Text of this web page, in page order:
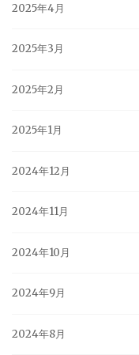
2025年4月
2025年3月
2025年2月
2025年1月
2024年12月
2024年11月
2024年10月
2024年9月
2024年8月